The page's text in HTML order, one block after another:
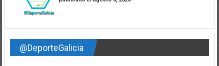
@DeporteGalicia